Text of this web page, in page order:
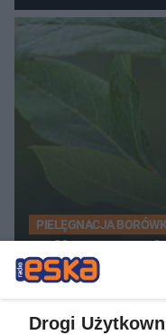
PIELĘGNACJA
Zrób to po
rok zbiory
Drogi